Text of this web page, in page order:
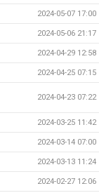
2024-05-07 17:00
2024-05-06 21:17
2024-04-29 12:58
2024-04-25 07:15
2024-04-23 07:22
2024-03-25 11:42
2024-03-14 07:00
2024-03-13 11:24
2024-02-27 12:06